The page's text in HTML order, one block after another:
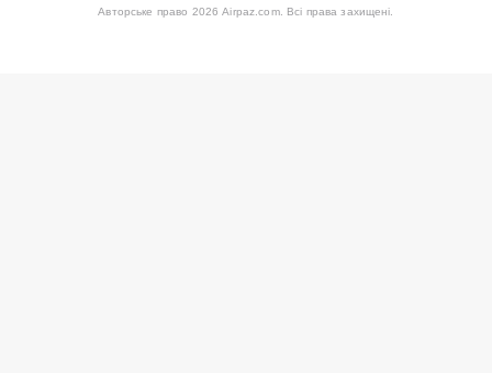
Авторське право 2026 Airpaz.com. Всі права захищені.